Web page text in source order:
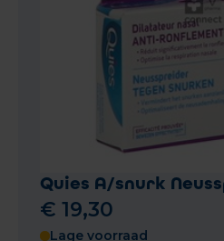
Quies A/snurk
€ 19,30
Lage voorraad